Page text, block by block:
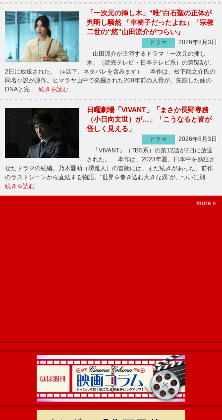
「一次元の挿し木」“唯”白石聖の正体が
判明し騒然 「車椅子だったよね」「宗教
二世の“悠”山田涼介がつらい」
ドラマ
2026年8月3日
山田涼介が主演するドラマ「一次元の挿し
木」（読売テレビ・日本テレビ系）の第5話が、
2日に放送された。（※以下、ネタバレを含みます） 本作は、松下龍之介氏の
同名小説が原作。ヒマラヤ山中で発掘された200年前の人骨が、失踪した妹の
DNAと完 … 続きを読む
日曜劇場「VIVANT」「まさか長野専務
（小日向文世）が…」「こうなると皆が
怪しく見える」
ドラマ
2026年8月3日
「VIVANT」（TBS系）の第12話が2日に放送
された。 本作は、2023年夏、日本中を熱狂さ
せたドラマの続編。乃木憂助（堺雅人）の冒険には、まだ続きがあった。前作
のラストシーンから直結する物語。“世界を巻き込む大きな渦”が、ついに別 …
続きを読む
more »